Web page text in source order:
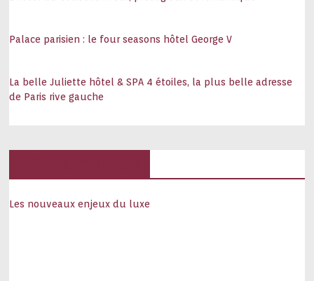
Palace parisien : le four seasons hôtel George V
La belle Juliette hôtel & SPA 4 étoiles, la plus belle adresse
de Paris rive gauche
Les nouveaux enjeux du luxe